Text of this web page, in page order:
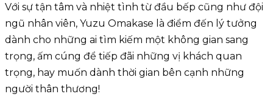
Với sự tận tâm và nhiệt tình từ đầu bếp cũng như đội
ngũ nhân viên, Yuzu Omakase là điểm đến lý tưởng
dành cho những ai tìm kiếm một không gian sang
trọng, ấm cúng để tiếp đãi những vị khách quan
trọng, hay muốn dành thời gian bên cạnh những
người thân thương!